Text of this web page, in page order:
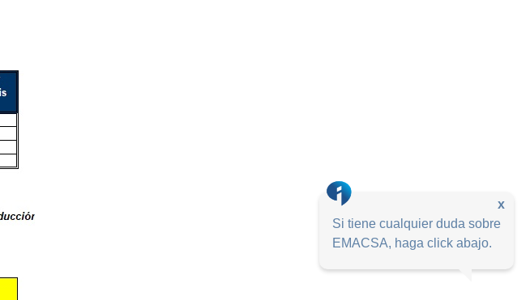
x
Si tiene cualquier duda sobre
EMACSA, haga click abajo.